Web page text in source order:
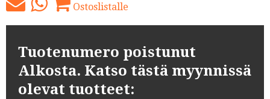
Ostoslistalle
Tuotenumero poistunut
Alkosta. Katso tästä myynnissä
olevat tuotteet: